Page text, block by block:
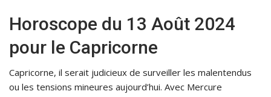
Horoscope du 13 Août 2024
pour le Capricorne
Capricorne, il serait judicieux de surveiller les malentendus
ou les tensions mineures aujourd’hui. Avec Mercure